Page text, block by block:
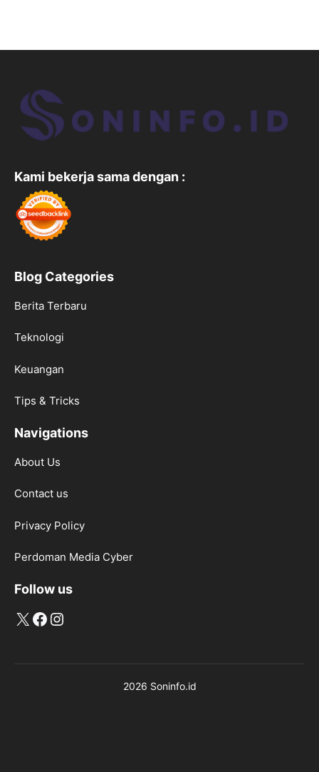
Kami bekerja sama dengan :
Blog Categories
Berita Terbaru
Teknologi
Keuangan
Tips & Tricks
Navigations
About Us
Contact us
Privacy Policy
Perdoman Media Cyber
Follow us
X Facebook
Instagram
2026 Soninfo.id